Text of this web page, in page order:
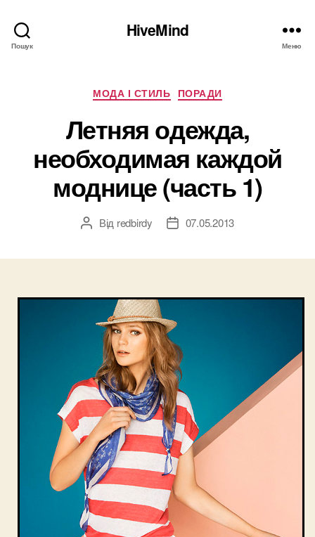
Пошук
HiveMind
Меню
Категорії
МОДА І СТИЛЬ ПОРАДИ
Летняя одежда,
необходимая каждой
моднице (часть 1)
Автор
Від redbirdy
Дата07.05.2013